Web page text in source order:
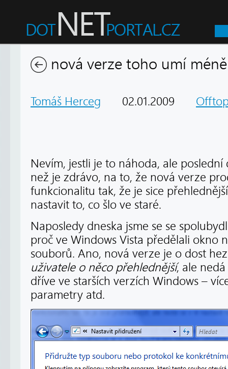
nová verze toho umí
Tomáš Herceg 02.01.2009
Nevím, jestli je to náhoda, ale
než je zdrávo, na to, že nová verze
funkcionalitu tak, že je sice
nastavit to, co šlo ve staré.
Naposledy dneska jsme se se
proč ve Windows Vista předělali okno
souborů. Ano, nová verze je o dost
uživatele o něco přehlednější, ale
dříve ve starších verzích Windows –
parametry atd.